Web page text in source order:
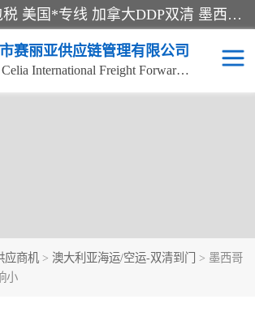
欧洲海运双清包税 美国*专线 加拿大DDP双清 墨西哥跨境空运 澳大利亚专线物流 跨境电商物流服务 国际快递到门服务 海运*渠道 一站式跨境物流解决方案 TikTok/SHEIN专线 电商平台FBA头程运输 国际铁路运输欧洲 UPS/DDHL/联邦快递跨境 美国双清到门物流 跨境*运输
赛丽亚供应链管理有限公司
Yiwu Celia International Freight Forwarding Co., Ltd
应商机 > 澳大利亚海运/空运-双清到门
> 墨西哥
小